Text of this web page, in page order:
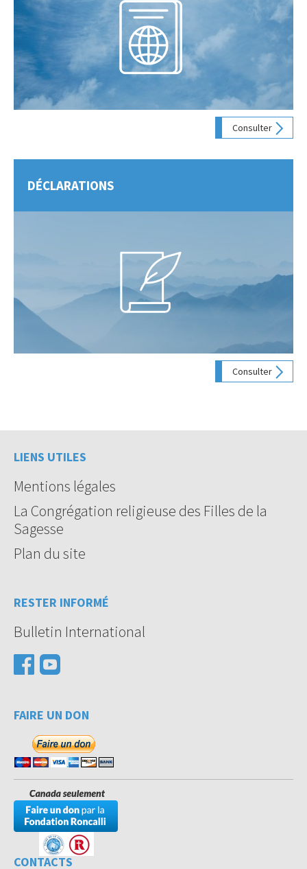
Consulter
DÉCLARATIONS
Consulter
LIENS UTILES
Mentions légales
La Congrégation religieuse des Filles de la
Sagesse
Plan du site
RESTER INFORMÉ
Bulletin International
FAIRE UN DON
CONTACTS